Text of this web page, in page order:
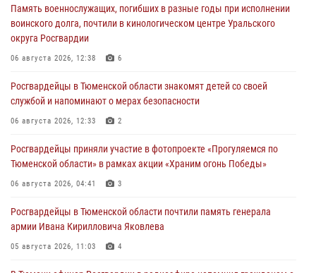
Память военнослужащих, погибших в разные годы при исполнении
воинского долга, почтили в кинологическом центре Уральского
округа Росгвардии
06 августа 2026, 12:38 6
Росгвардейцы в Тюменской области знакомят детей со своей
службой и напоминают о мерах безопасности
06 августа 2026, 12:33 2
Росгвардейцы приняли участие в фотопроекте «Прогуляемся по
Тюменской области» в рамках акции «Храним огонь Победы»
06 августа 2026, 04:41 3
Росгвардейцы в Тюменской области почтили память генерала
армии Ивана Кирилловича Яковлева
05 августа 2026, 11:03 4